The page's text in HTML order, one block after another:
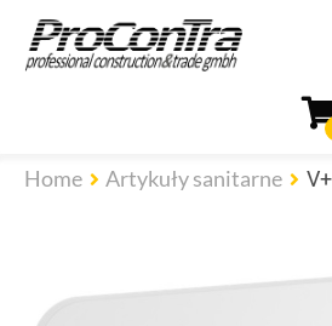
Home Artykuły sanitarne